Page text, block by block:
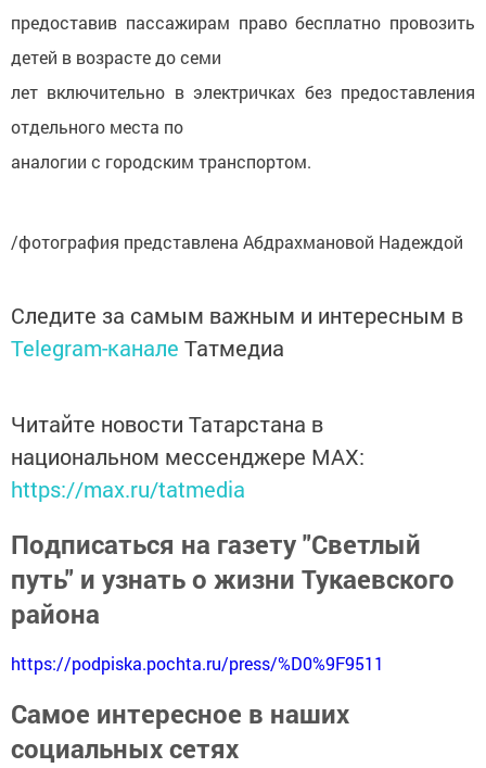
предоставив пассажирам право бесплатно провозить
детей в возрасте до семи
лет включительно в электричках без предоставления
отдельного места по
аналогии с городским транспортом.
/фотография представлена Абдрахмановой Надеждой
Следите за самым важным и интересным в
Telegram-канале Татмедиа
Читайте новости Татарстана в
национальном мессенджере MАХ:
https://max.ru/tatmedia
Подписаться на газету "Светлый
путь" и узнать о жизни Тукаевского
района
https://podpiska.pochta.ru/press/%D0%9F9511
Самое интересное в наших
социальных сетях